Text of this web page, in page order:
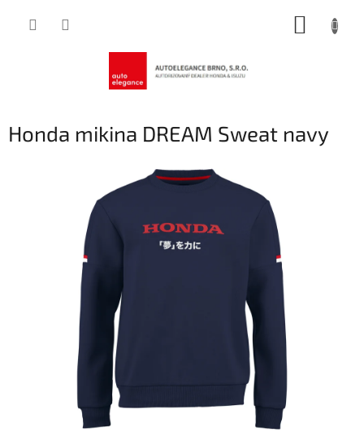
Honda mikina DREAM Sweat navy